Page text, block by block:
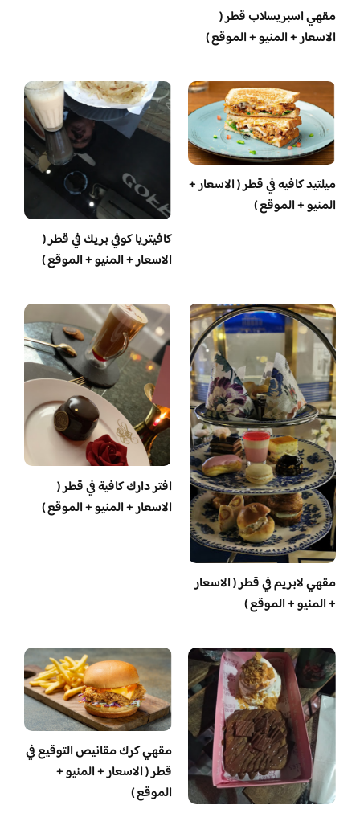
مقهي اسبريسلاب قطر (
الاسعار + المنيو + الموقع )
ميلتيد كافيه في قطر ( الاسعار +
المنيو + الموقع )
كافيتريا كوفي بريك في قطر (
الاسعار + المنيو + الموقع )
مقهي لابريم في قطر ( الاسعار
+ المنيو + الموقع )
افتر دارك كافية في قطر (
الاسعار + المنيو + الموقع )
مقهي كرك مقانيص التوقيع في
قطر ( الاسعار + المنيو +
الموقع )